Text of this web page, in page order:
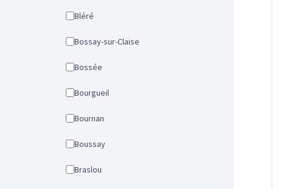
Bléré
Bossay-sur-Claise
Bossée
Bourgueil
Bournan
Boussay
Braslou